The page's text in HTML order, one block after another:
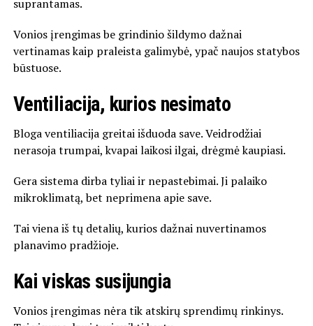
suprantamas.
Vonios įrengimas be grindinio šildymo dažnai
vertinamas kaip praleista galimybė, ypač naujos statybos
būstuose.
Ventiliacija, kurios nesimato
Bloga ventiliacija greitai išduoda save. Veidrodžiai
nerasoja trumpai, kvapai laikosi ilgai, drėgmė kaupiasi.
Gera sistema dirba tyliai ir nepastebimai. Ji palaiko
mikroklimatą, bet neprimena apie save.
Tai viena iš tų detalių, kurios dažnai nuvertinamos
planavimo pradžioje.
Kai viskas susijungia
Vonios įrengimas nėra tik atskirų sprendimų rinkinys.